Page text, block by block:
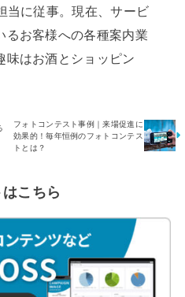
当に従事。現在、サービ
るお客様への各種案内業
味はお酒とショッピン
フォトコンテスト事例｜来場促進に
効果的！毎年恒例のフォトコンテス
トとは？
はこちら